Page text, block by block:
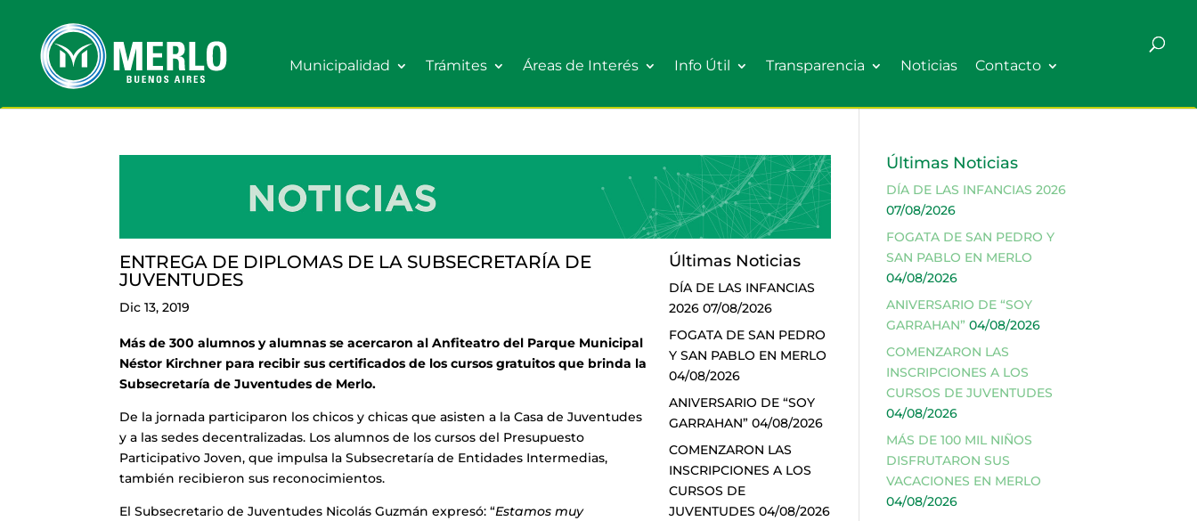
Municipalidad Trámites Áreas de Interés Info Útil Transparencia Noticias Contacto
ENTREGA DE DIPLOMAS DE LA SUBSECRETARÍA DE
JUVENTUDES
Dic 13, 2019
Más de 300 alumnos y alumnas se acercaron al Anfiteatro del Parque Municipal
Néstor Kirchner para recibir sus certificados de los cursos gratuitos que brinda la
Subsecretaría de Juventudes de Merlo.
De la jornada participaron los chicos y chicas que asisten a la Casa de Juventudes
y a las sedes decentralizadas. Los alumnos de los cursos del Presupuesto
Participativo Joven, que impulsa la Subsecretaría de Entidades Intermedias,
también recibieron sus reconocimientos.
El Subsecretario de Juventudes Nicolás Guzmán expresó: “Estamos muy
Últimas Noticias
DÍA DE LAS INFANCIAS
2026 07/08/2026
FOGATA DE SAN PEDRO
Y SAN PABLO EN MERLO
04/08/2026
ANIVERSARIO DE “SOY
GARRAHAN” 04/08/2026
COMENZARON LAS
INSCRIPCIONES A LOS
CURSOS DE
JUVENTUDES 04/08/2026
Últimas Noticias
DÍA DE LAS INFANCIAS 2026
07/08/2026
FOGATA DE SAN PEDRO Y
SAN PABLO EN MERLO
04/08/2026
ANIVERSARIO DE “SOY
GARRAHAN” 04/08/2026
COMENZARON LAS
INSCRIPCIONES A LOS
CURSOS DE JUVENTUDES
04/08/2026
MÁS DE 100 MIL NIÑOS
DISFRUTARON SUS
VACACIONES EN MERLO
04/08/2026